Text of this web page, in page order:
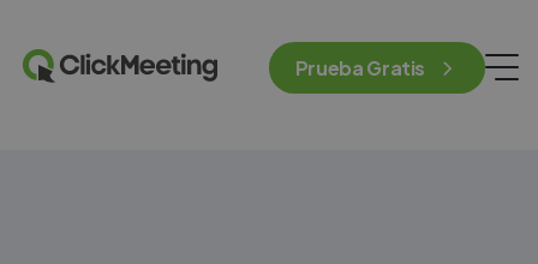
Prueba Gratis